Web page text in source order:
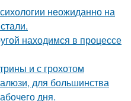
неожиданно на
находимся в процессе
и с грохотом
для большинства
дня.